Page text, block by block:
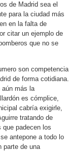
de Madrid sea el
para la ciudad más
en la falta de
citar un ejemplo de
que no se
son competencia
de forma cotidiana.
aún más la
es cómplice,
cabría exigirle,
tratando de
padecen los
antepone a todo lo
parte de una